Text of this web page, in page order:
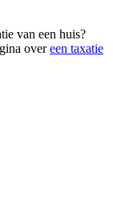
van een huis?
overeen taxatie